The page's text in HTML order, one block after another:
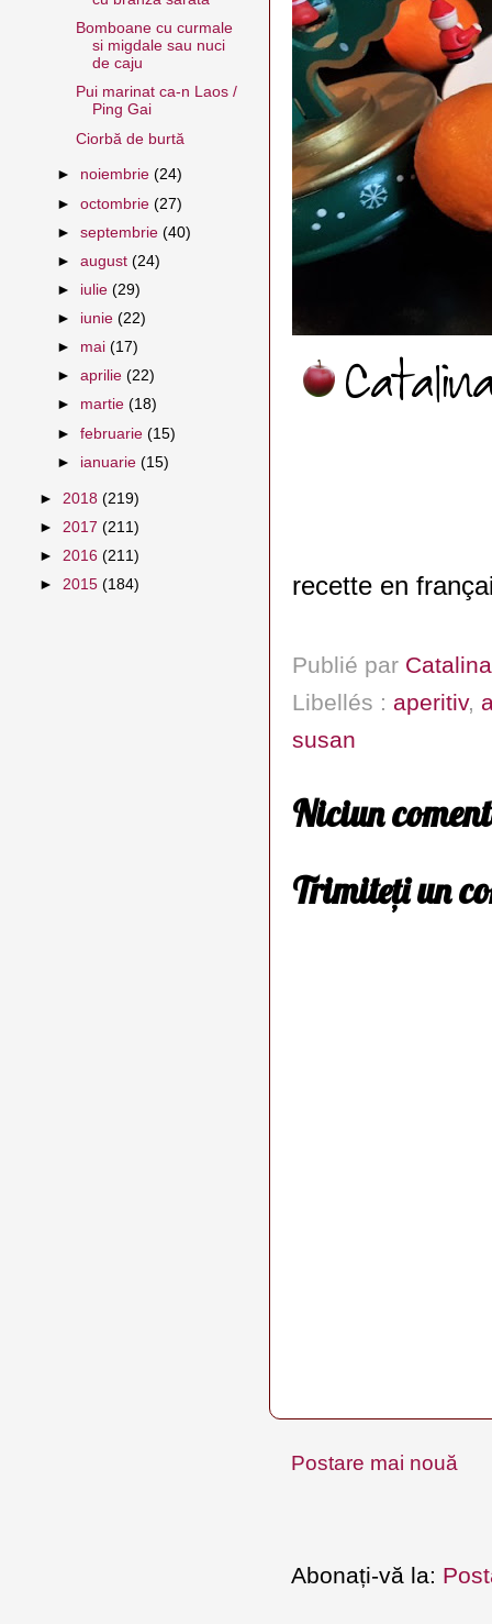
recette en
Publié par Catalina
Libellés : aperitiv,
susan
Niciun
Trimiteți un
Postare mai nouă
Abonați-vă la:
Bomboane cu curmale
si migdale sau nuci
de caju
Pui marinat ca-n Laos /
Ping Gai
Ciorbă de burtă
► noiembrie(24)
►octombrie(27)
►septembrie(40)
►august(24)
► iulie(29)
► iunie(22)
► mai(17)
►aprilie(22)
► martie(18)
►februarie(15)
► ianuarie(15)
► 2018 (219)
► 2017 (211)
► 2016 (211)
► 2015 (184)